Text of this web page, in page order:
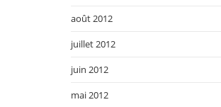
août 2012
juillet 2012
juin 2012
mai 2012